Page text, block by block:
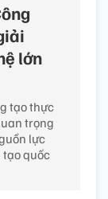
lớn
tạo thực
trọng
lực
tạo quốc